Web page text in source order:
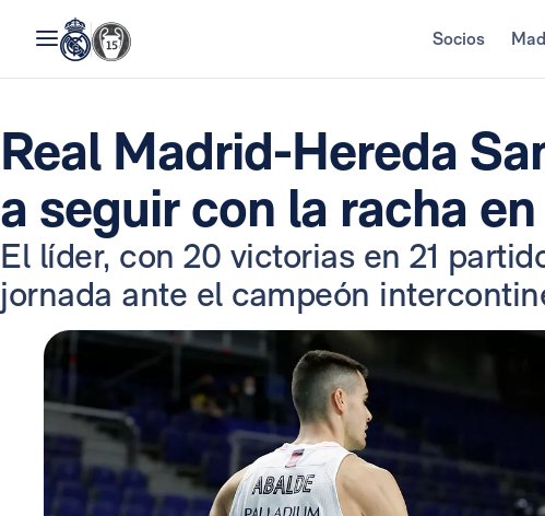
Socios
Real Madrid-Hereda
a seguir con la racha
El líder, con 20 victorias en 21
jornada ante el campeón